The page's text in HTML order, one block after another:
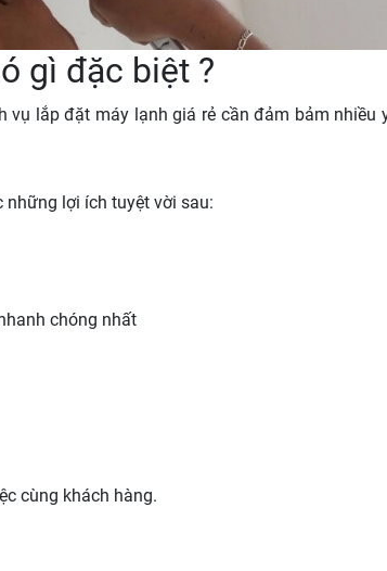
gì đặc biệt ?
lắp đặt máy lạnh giá rẻ cần đảm bảm nhiều
lợi ích tuyệt vời sau:
chóng nhất
cùng khách hàng.